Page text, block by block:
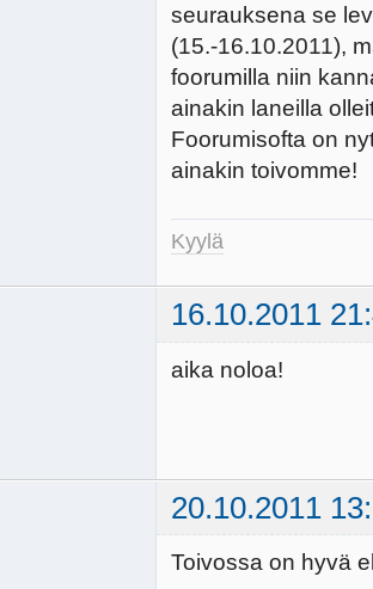
seurauksena se
(15.-16.10.2011),
foorumilla niin
ainakin laneilla
Foorumisofta on
ainakin toivomme!
Kyylä
16.10.2011
aika noloa!
20.10.2011
Toivossa on hyvä